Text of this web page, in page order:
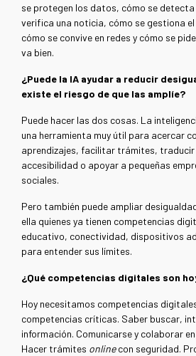
se protegen los datos, cómo se
verifica una noticia, cómo se gestiona
cómo se convive en redes y cómo se
va bien.
¿Puede la IA ayudar a reducir
existe el riesgo de que las amplíe?
Puede hacer las dos cosas. La
una herramienta muy útil para acercar
aprendizajes, facilitar trámites, traducir
accesibilidad o apoyar a pequeñas
sociales.
Pero también puede ampliar
ella quienes ya tienen competencias
educativo, conectividad, dispositivos
para entender sus límites.
¿Qué competencias digitales son
Hoy necesitamos competencias
competencias críticas. Saber buscar,
información. Comunicarse y colaborar
Hacer trámites onlinecon seguridad.